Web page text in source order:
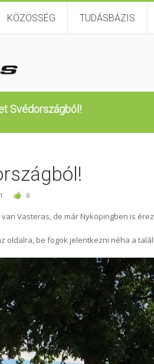
KÖZÖSSÉG TUDÁSBÁZIS
Svédországból!
1 8
Vasteras, de már Nyköpingben is
oldalra, be fogok jelentkezni néha a